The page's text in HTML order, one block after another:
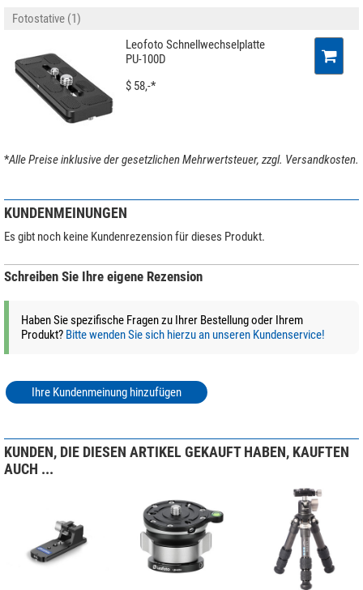
Fotostative (1)
Leofoto Schnellwechselplatte
PU-100D
$ 58,-*
*Alle Preise inklusive der gesetzlichen Mehrwertsteuer, zzgl. Versandkosten.
KUNDENMEINUNGEN
Es gibt noch keine Kundenrezension für dieses Produkt.
Schreiben Sie Ihre eigene Rezension
Haben Sie spezifische Fragen zu Ihrer Bestellung oder Ihrem
Produkt? Bitte wenden Sie sich hierzu an unseren Kundenservice!
Ihre Kundenmeinung hinzufügen
KUNDEN, DIE DIESEN ARTIKEL GEKAUFT HABEN, KAUFTEN
AUCH ...